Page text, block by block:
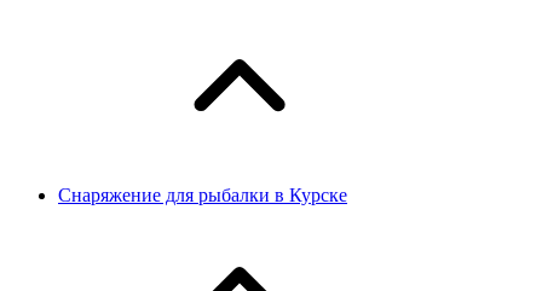
Снаряжение для рыбалки в Курске